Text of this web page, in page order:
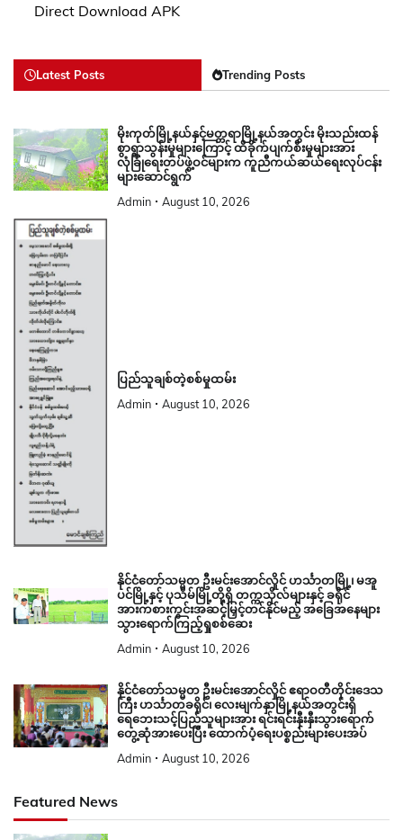
Direct Download APK
Latest Posts Trending Posts
မိုးကုတ်မြို့နယ်နှင့်မတ္တရာမြို့နယ်အတွင်း မိုးသည်းထန်
စွာရွာသွန်းမှုများကြောင့် ထိခိုက်ပျက်စီးမှုများအား
လုံခြုံရေးတပ်ဖွဲ့ဝင်များက ကူညီကယ်ဆယ်ရေးလုပ်ငန်း
များဆောင်ရွက်
Admin August 10, 2026
ပြည်သူချစ်တဲ့စစ်မှုထမ်း
Admin August 10, 2026
နိုင်ငံတော်သမ္မတ ဦးမင်းအောင်လှိုင် ဟင်္သာတမြို့၊ မအူ
ပင်မြို့နှင့် ပုသိမ်မြို့တို့ရှိ တက္ကသိုလ်များနှင့် ခရိုင်
အားကစားကွင်းအဆင့်မြှင့်တင်နိုင်မည့် အခြေအနေများ
သွားရောက်ကြည့်ရှုစစ်ဆေး
Admin August 10, 2026
နိုင်ငံတော်သမ္မတ ဦးမင်းအောင်လှိုင် ဧရာဝတီတိုင်းဒေသ
ကြီး ဟင်္သာတခရိုင်၊ လေးမျက်နှာမြို့နယ်အတွင်းရှိ
ရေဘေးသင့်ပြည်သူများအား ရင်းရင်းနှီးနှီးသွားရောက်
တွေ့ဆုံအားပေးပြီး ထောက်ပံ့ရေးပစ္စည်းများပေးအပ်
Admin August 10, 2026
Featured News